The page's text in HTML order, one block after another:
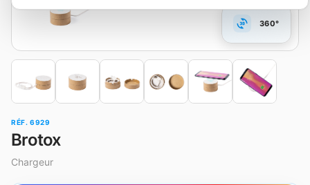
360°
RÉF. 6929
Brotox
Chargeur